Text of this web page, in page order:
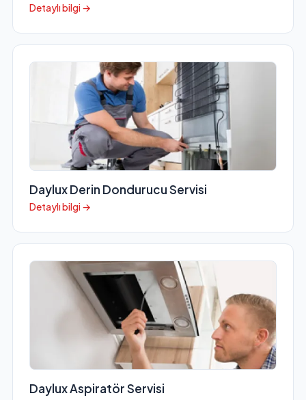
Detaylı bilgi →
Daylux Derin Dondurucu Servisi
Detaylı bilgi →
Daylux Aspiratör Servisi